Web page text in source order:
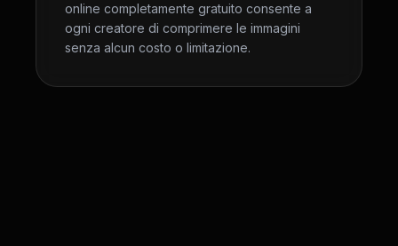
online completamente gratuito consente a
ogni creatore di comprimere le immagini
senza alcun costo o limitazione.